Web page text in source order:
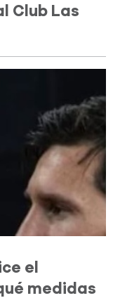
Club Las
el
medidas